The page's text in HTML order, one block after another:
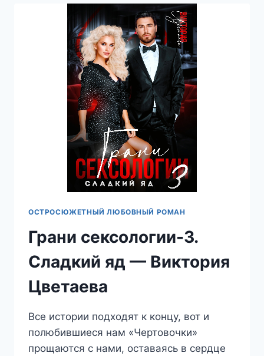
—
ВИКТОРИЯ
ЦВЕТАЕВА
ОСТРОСЮЖЕТНЫЙ ЛЮБОВНЫЙ РОМАН
Грани сексологии-3.
Сладкий яд — Виктория
Цветаева
Все истории подходят к концу, вот и
полюбившиеся нам «Чертовочки»
прощаются с нами, оставаясь в сердце